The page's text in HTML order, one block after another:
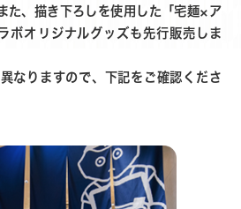
た、描き下ろしを使用した「宅麺×ア
ボオリジナルグッズも先行販売しま
なりますので、下記をご確認くださ